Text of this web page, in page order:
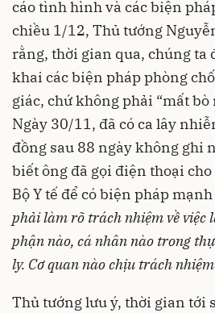
cáo tình hình và các biện
chiều 1/12, Thủ tướng
rằng, thời gian qua, chúng ta
khai các biện pháp phòng
giác, chứ không phải “mất bò
Ngày 30/11, đã có ca lây
đồng sau 88 ngày không ghi
biết ông đã gọi điện thoại cho
Bộ Y tế để có biện pháp
phảilàm rõ trách nhiệm về việc
phận nào, cá nhân nào trong
ly. Cơ quan nào chịu trách
Thủ tướng lưu ý, thời gian tới